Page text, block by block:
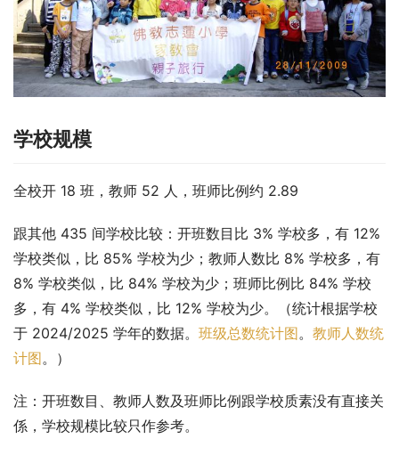
学校规模
全校开 18 班，教师 52 人，班师比例约 2.89
跟其他 435 间学校比较：开班数目比 3% 学校多，有 12%
学校类似，比 85% 学校为少；教师人数比 8% 学校多，有
8% 学校类似，比 84% 学校为少；班师比例比 84% 学校
多，有 4% 学校类似，比 12% 学校为少。（统计根据学校
于 2024/2025 学年的数据。 班级总数统计图。 教师人数统
计图。）
注：开班数目、教师人数及班师比例跟学校质素没有直接关
係，学校规模比较只作参考。